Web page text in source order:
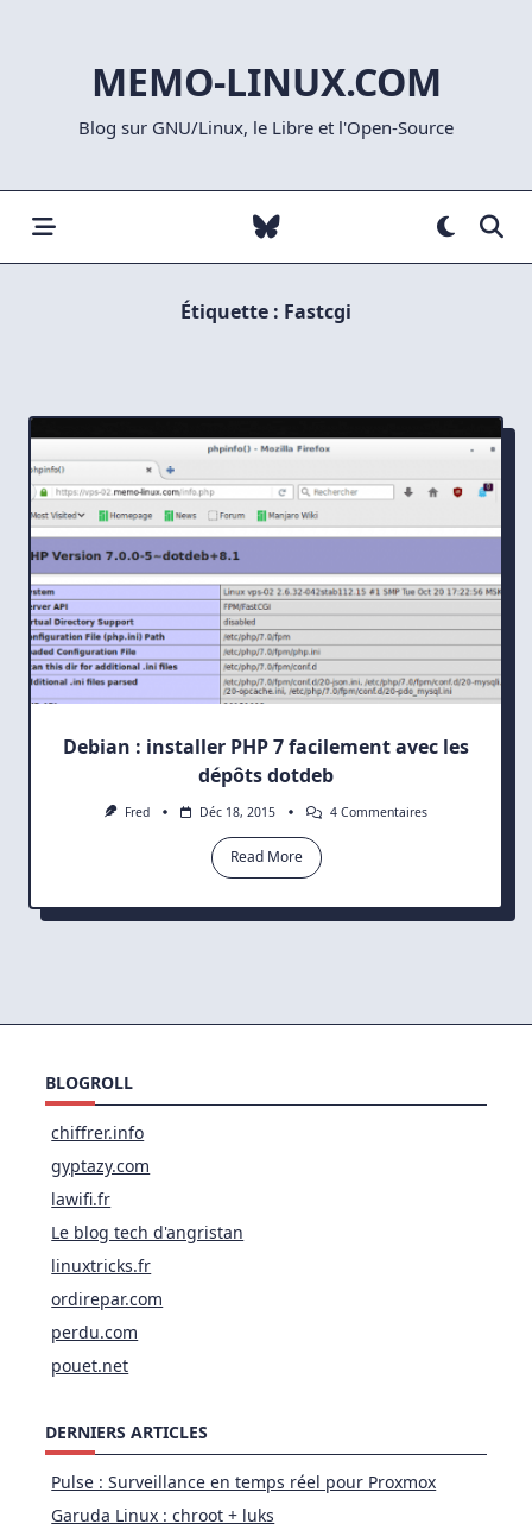
MEMO-LINUX.COM
Blog sur GNU/Linux, le Libre et l'Open-Source
Étiquette : Fastcgi
Debian : installer PHP 7 facilement avec les
dépôts dotdeb
Fred Déc 18, 2015 4 CommentairesSur
Facilement
Read More
BLOGROLL
chiffrer.info
gyptazy.com
lawifi.fr
Le blog tech d'angristan
linuxtricks.fr
ordirepar.com
perdu.com
pouet.net
DERNIERS ARTICLES
Pulse : Surveillance en temps réel pour Proxmox
Garuda Linux : chroot + luks